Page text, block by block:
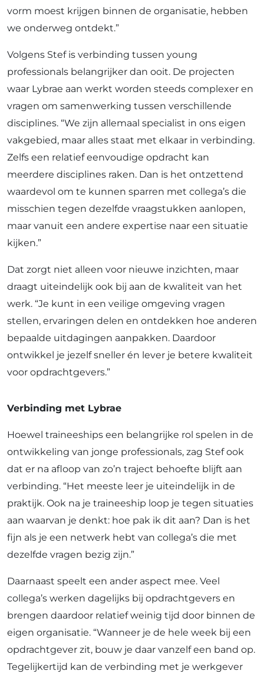
vorm moest krijgen binnen de organisatie, hebben
we onderweg ontdekt.”
Volgens Stef is verbinding tussen young
professionals belangrijker dan ooit. De projecten
waar Lybrae aan werkt worden steeds complexer en
vragen om samenwerking tussen verschillende
disciplines. “We zijn allemaal specialist in ons eigen
vakgebied, maar alles staat met elkaar in verbinding.
Zelfs een relatief eenvoudige opdracht kan
meerdere disciplines raken. Dan is het ontzettend
waardevol om te kunnen sparren met collega’s die
misschien tegen dezelfde vraagstukken aanlopen,
maar vanuit een andere expertise naar een situatie
kijken.”
Dat zorgt niet alleen voor nieuwe inzichten, maar
draagt uiteindelijk ook bij aan de kwaliteit van het
werk. “Je kunt in een veilige omgeving vragen
stellen, ervaringen delen en ontdekken hoe anderen
bepaalde uitdagingen aanpakken. Daardoor
ontwikkel je jezelf sneller én lever je betere kwaliteit
voor opdrachtgevers.”
Verbinding met Lybrae
Hoewel traineeships een belangrijke rol spelen in de
ontwikkeling van jonge professionals, zag Stef ook
dat er na afloop van zo’n traject behoefte blijft aan
verbinding. “Het meeste leer je uiteindelijk in de
praktijk. Ook na je traineeship loop je tegen situaties
aan waarvan je denkt: hoe pak ik dit aan? Dan is het
fijn als je een netwerk hebt van collega’s die met
dezelfde vragen bezig zijn.”
Daarnaast speelt een ander aspect mee. Veel
collega’s werken dagelijks bij opdrachtgevers en
brengen daardoor relatief weinig tijd door binnen de
eigen organisatie. “Wanneer je de hele week bij een
opdrachtgever zit, bouw je daar vanzelf een band op.
Tegelijkertijd kan de verbinding met je werkgever